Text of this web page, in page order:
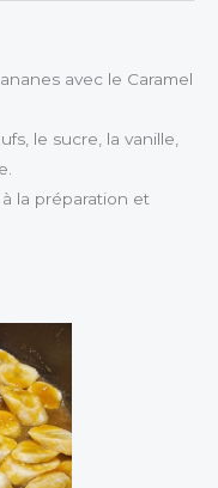
avec le Caramel
le sucre, la vanille,
la préparation et